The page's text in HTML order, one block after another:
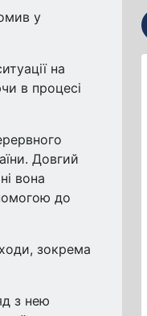
у
на
в процесі
Довгий
вона
до
зокрема
з нею